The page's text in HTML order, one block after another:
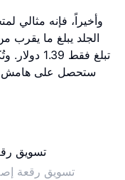
وأخيراً، فإنه مثالي
تسويق رقعة